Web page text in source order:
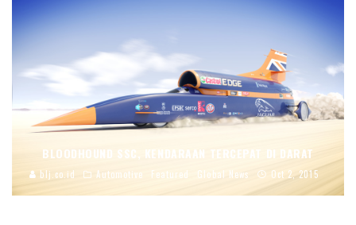
BLOODHOUND SSC, KENDARAAN TERCEPAT DI DARAT
blj.co.id Automotive Featured Global News Oct 2, 2015